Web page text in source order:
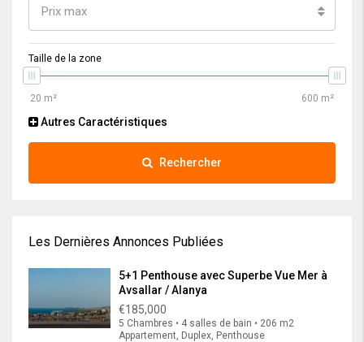
Prix max
Taille de la zone
Autres Caractéristiques
Rechercher
Les Dernières Annonces Publiées
5+1 Penthouse avec Superbe Vue Mer à
Avsallar / Alanya
€185,000
5 Chambres • 4 salles de bain • 206 m2
Appartement, Duplex, Penthouse